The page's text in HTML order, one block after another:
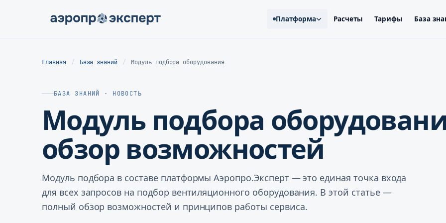
Платформа Расчеты Тарифы База
Главная База знаний Модуль подбора оборудования
БАЗА ЗНАНИЙ · НОВОСТЬ
Модуль подбора
обзор возможностей
Модуль подбора в составе платформы Аэропро.Эксперт — это единая точка входа
для всех запросов на подбор вентиляционного оборудования. В этой статье —
полный обзор возможностей и принципов работы сервиса.